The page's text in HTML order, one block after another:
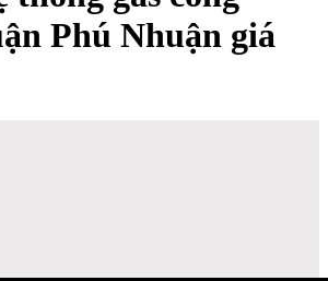
Phú Nhuận giá